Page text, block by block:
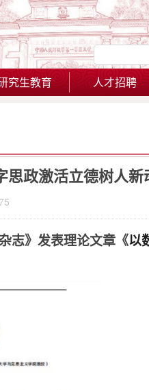
究生教育 人才招聘
思政激活立德树人新
75
杂志》发表理论文章《以